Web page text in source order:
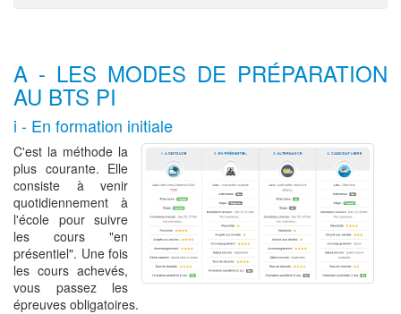
A - LES MODES DE PRÉPARATION
AU BTS PI
i - En formation initiale
C'est la méthode la
plus courante. Elle
consiste à venir
quotidiennement à
l'école pour suivre
les cours "en
présentiel". Une fois
les cours achevés,
vous passez les
épreuves obligatoires.